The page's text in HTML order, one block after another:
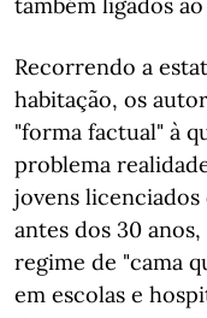
Recorrendo a
habitação, os
"forma factual" à
problema
jovens licenciados
antes dos 30
regime de "cama
em escolas e